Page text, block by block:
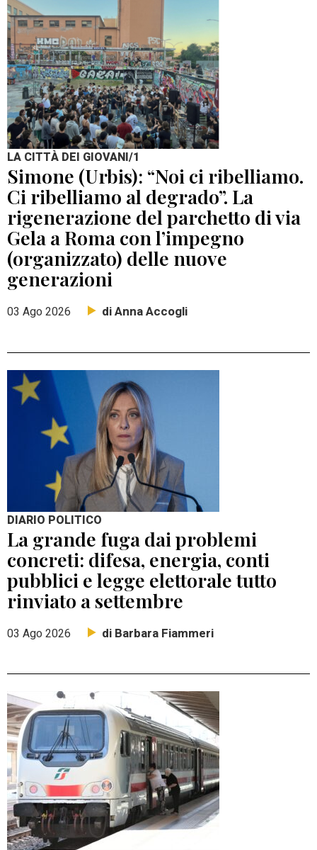
LA CITTÀ DEI GIOVANI/1
Simone (Urbis): “Noi ci ribelliamo.
Ci ribelliamo al degrado”. La
rigenerazione del parchetto di via
Gela a Roma con l’impegno
(organizzato) delle nuove
generazioni
03 Ago 2026 di Anna Accogli
DIARIO POLITICO
La grande fuga dai problemi
concreti: difesa, energia, conti
pubblici e legge elettorale tutto
rinviato a settembre
03 Ago 2026 di Barbara Fiammeri